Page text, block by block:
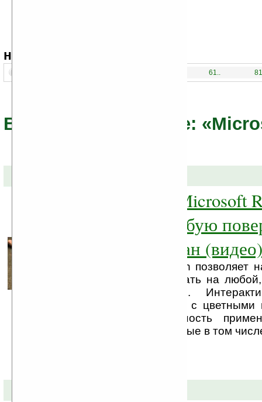
навигация:
61..
Все новости по теме:
OmniTouch от Microsoft
превращает любую
сенсорный экран (видео)
Технология OmniTouch позволяет
буквы, а также рисовать на
ровной поверхности.
поддерживает работу с цветными
Также есть возможность
жесты, мультисенсорные в том